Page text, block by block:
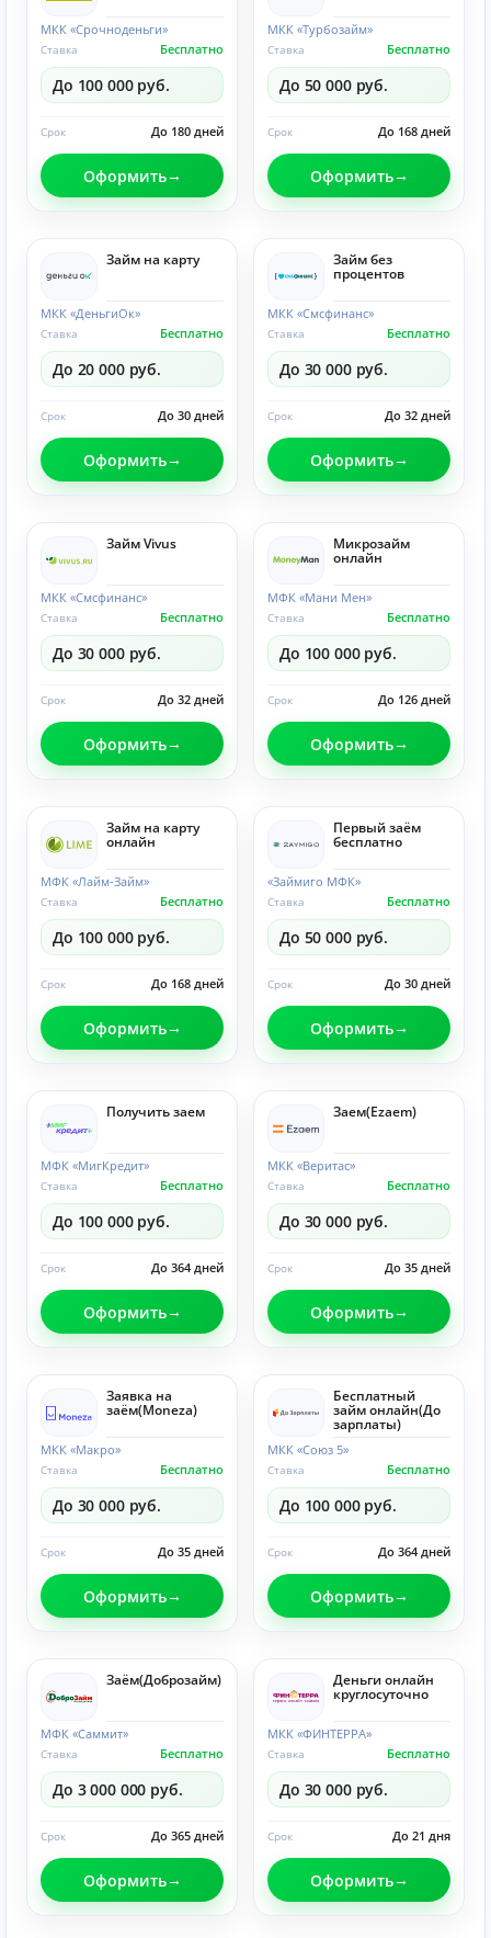
МКК «Срочноденьги»
Бесплатно
Ставка
До 100 000 руб.
До 180 дней
Срок
Оформить
МКК «Турбозайм»
Бесплатно
Ставка
До 50 000 руб.
До 168 дней
Срок
Оформить
Займ на карту
МКК «ДеньгиОк»
Бесплатно
Ставка
До 20 000 руб.
До 30 дней
Срок
Оформить
Займ без
процентов
МКК «Смсфинанс»
Бесплатно
Ставка
До 30 000 руб.
До 32 дней
Срок
Оформить
Займ Vivus
МКК «Смсфинанс»
Бесплатно
Ставка
До 30 000 руб.
До 32 дней
Срок
Оформить
Микрозайм
онлайн
МФК «Мани Мен»
Бесплатно
Ставка
До 100 000 руб.
До 126 дней
Срок
Оформить
Займ на карту
онлайн
МФК «Лайм-Займ»
Бесплатно
Ставка
До 100 000 руб.
До 168 дней
Срок
Оформить
Первый заём
бесплатно
«Займиго МФК»
Бесплатно
Ставка
До 50 000 руб.
До 30 дней
Срок
Оформить
Получить заем
МФК «МигКредит»
Бесплатно
Ставка
До 100 000 руб.
До 364 дней
Срок
Оформить
Заем(Ezaem)
МКК «Веритас»
Бесплатно
Ставка
До 30 000 руб.
До 35 дней
Срок
Оформить
Заявка на
заём(Moneza)
МКК «Макро»
Бесплатно
Ставка
До 30 000 руб.
До 35 дней
Срок
Оформить
Бесплатный
займ онлайн(До
зарплаты)
МКК «Союз 5»
Бесплатно
Ставка
До 100 000 руб.
До 364 дней
Срок
Оформить
Заём(Доброзайм)
МФК «Саммит»
Бесплатно
Ставка
До 3 000 000 руб.
До 365 дней
Срок
Оформить
Деньги онлайн
круглосуточно
МКК «ФИНТЕРРА»
Бесплатно
Ставка
До 30 000 руб.
До 21 дня
Срок
Оформить